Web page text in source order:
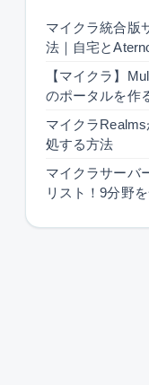
マイクラ統合版
法｜自宅と
【マイクラ】
のポータルを作
マイクラ
処する方法
マイクラサーバ
リスト！9分野